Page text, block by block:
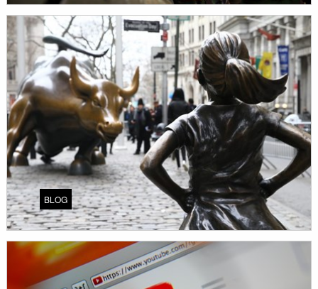
BLOG